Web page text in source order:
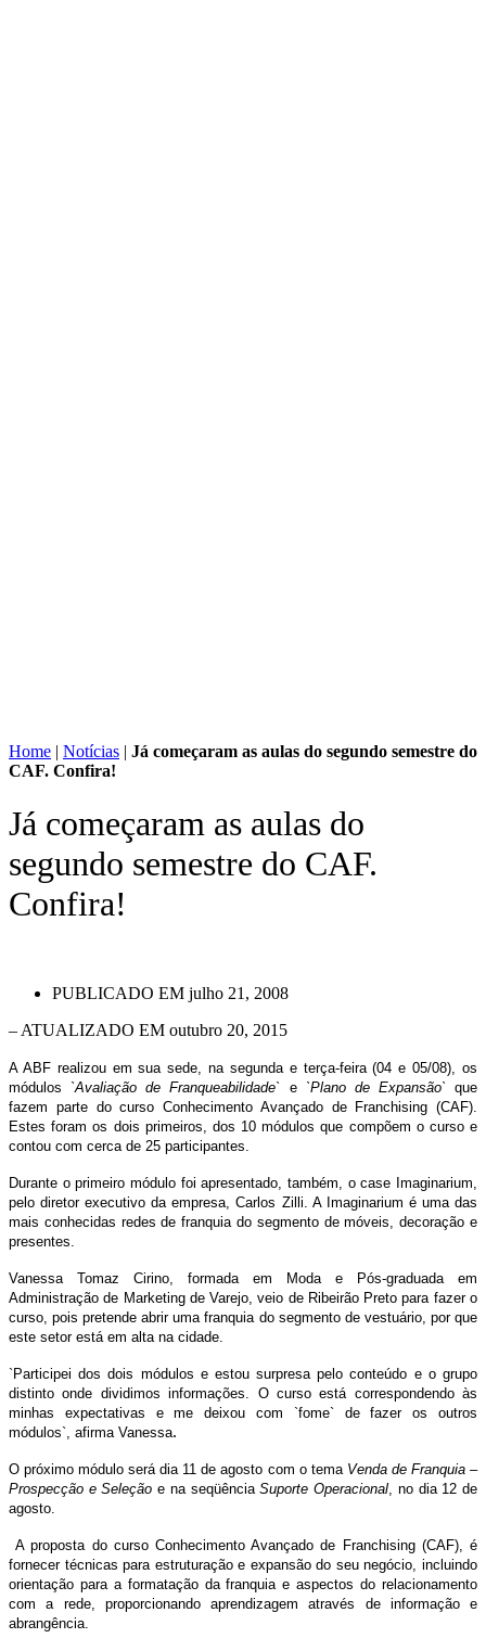
Home | Notícias | Já começaram as aulas do segundo semestre do
CAF. Confira!
Já começaram as aulas do
segundo semestre do CAF.
Confira!
PUBLICADO EM julho 21, 2008
– ATUALIZADO EM outubro 20, 2015
A ABF realizou em sua sede, na segunda e terça-feira (04 e 05/08), os
módulos `Avaliação de Franqueabilidade` e `Plano de Expansão` que
fazem parte do curso Conhecimento Avançado de Franchising (CAF).
Estes foram os dois primeiros, dos 10 módulos que compõem o curso e
contou com cerca de 25 participantes.
Durante o primeiro módulo foi apresentado, também, o case Imaginarium,
pelo diretor executivo da empresa, Carlos Zilli. A Imaginarium é uma das
mais conhecidas redes de franquia do segmento de móveis, decoração e
presentes.
Vanessa Tomaz Cirino, formada em Moda e Pós-graduada em
Administração de Marketing de Varejo, veio de Ribeirão Preto para fazer o
curso, pois pretende abrir uma franquia do segmento de vestuário, por que
este setor está em alta na cidade.
`Participei dos dois módulos e estou surpresa pelo conteúdo e o grupo
distinto onde dividimos informações. O curso está correspondendo às
minhas expectativas e me deixou com `fome` de fazer os outros
módulos`, afirma Vanessa.
O próximo módulo será dia 11 de agosto com o tema Venda de Franquia –
Prospecção e Seleção e na seqüênciaSuporte Operacional, no dia 12 de
agosto.
A proposta do curso Conhecimento Avançado de Franchising (CAF), é
fornecer técnicas para estruturação e expansão do seu negócio, incluindo
orientação para a formatação da franquia e aspectos do relacionamento
com a rede, proporcionando aprendizagem através de informação e
abrangência.